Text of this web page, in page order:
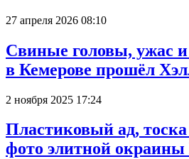
27 апреля 2026 08:10
Свиные головы, ужас
в Кемерове прошёл
2 ноября 2025 17:24
Пластиковый ад,
фото элитной окраины